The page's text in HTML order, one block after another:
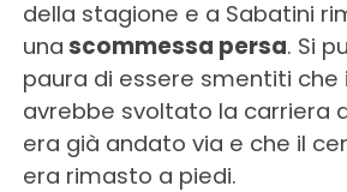
della stagione e a Sabatini
una scommessa persa. Si
paura di essere smentiti che
avrebbe svoltato la carriera
era già andato via e che il
era rimasto a piedi.